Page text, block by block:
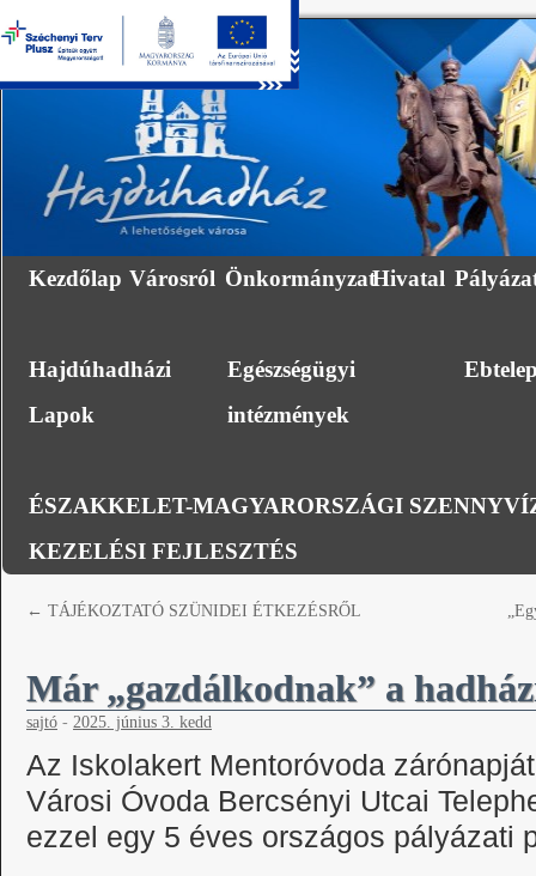
Kezdőlap Városról ÖnkormányzatHivatal
Hajdúhadházi
Lapok
Egészségügyi
intézmények
ÉSZAKKELET-MAGYARORSZÁGI
KEZELÉSI FEJLESZTÉS
← TÁJÉKOZTATÓ SZÜNIDEI ÉTKEZÉSRŐL
Már „gazdálkodnak” a
sajtó - 2025. június 3. kedd
Az Iskolakert Mentoróvoda
Városi Óvoda Bercsényi Utcai
ezzel egy 5 éves országos pályázati